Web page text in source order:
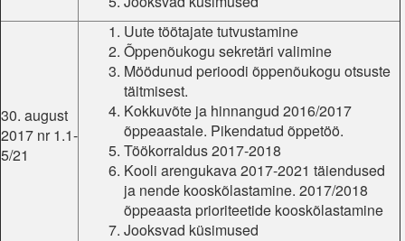
30. august
2017 nr 1.1-
5/21
Uute töötajate tutvustamine
Õppenõukogu sekretäri valimine
Möödunud perioodi õppenõukogu otsuste
täitmisest.
Kokkuvõte ja hinnangud 2016/2017
õppeaastale. Pikendatud õppetöö.
Töökorraldus 2017-2018
Kooli arengukava 2017-2021 täiendused
ja nende kooskõlastamine. 2017/2018
õppeaasta prioriteetide kooskõlastamine
Jooksvad küsimused